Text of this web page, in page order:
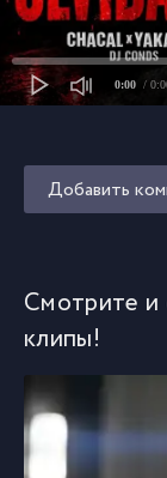
0:00 /
Добавить
Смотрите и
клипы!